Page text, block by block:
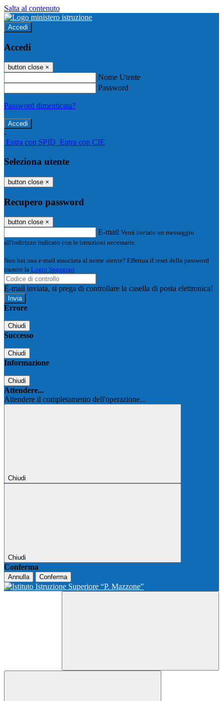
Salta al contenuto
Accedi
Accedi
button close ×
Nome Utente
Password
Password dimenticata?
-
Entra con SPID Entra con CIE
Seleziona utente
button close ×
Recupero password
button close ×
E-mail Verrà inviato un messaggio
all'indirizzo indicato con le istruzioni necessarie.
Non hai una e-mail associata al nome utente? Effettua il reset della password
tramite la Login Spaggiari
E-mail inviata, si prega di controllare la casella di posta elettronica!
Errore
Chiudi
Successo
Chiudi
Informazione
Chiudi
Attendere...
Attendere il completamento dell'operazione...
Chiudi
Chiudi
Conferma
Annulla Conferma